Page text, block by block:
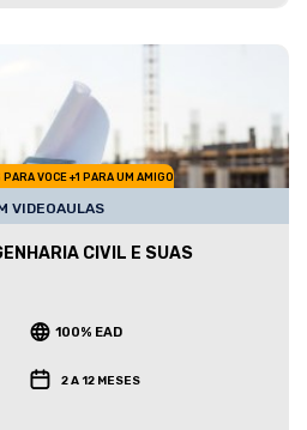
VOCE +1 PARA UM AMIGO
VIDEOAULAS
CIVIL E SUAS
100% EAD
2 A 12 MESES